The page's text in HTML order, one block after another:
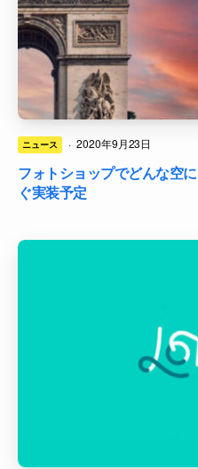
ニュース · 2020年9月23日
フォトショップでどんな空
ぐ実装予定